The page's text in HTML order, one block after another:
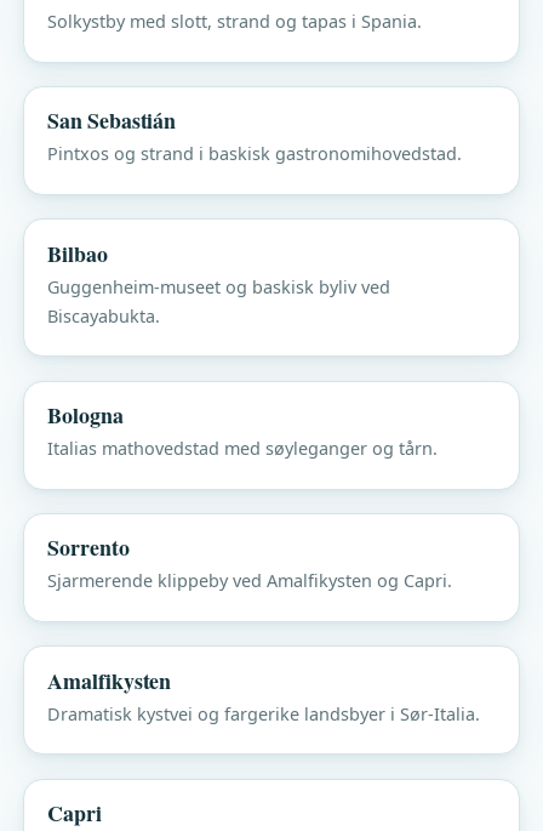
Solkystby med slott, strand og tapas i Spania.
San Sebastián
Pintxos og strand i baskisk gastronomihovedstad.
Bilbao
Guggenheim-museet og baskisk byliv ved
Biscayabukta.
Bologna
Italias mathovedstad med søyleganger og tårn.
Sorrento
Sjarmerende klippeby ved Amalfikysten og Capri.
Amalfikysten
Dramatisk kystvei og fargerike landsbyer i Sør-Italia.
Capri